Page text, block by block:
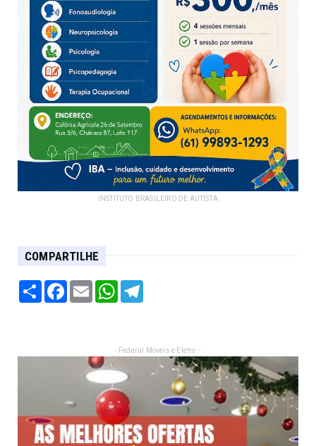
INSTITUTO BRASILEIRO DE AUTISTA
COMPARTILHE
Share Facebook
Email WhatsApp
- Federal Móveis e Eletro: -